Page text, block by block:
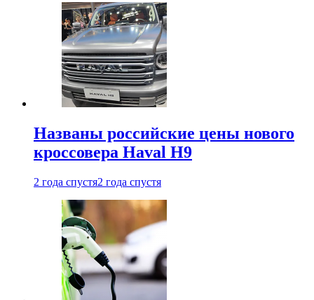
Названы российские цены нового
кроссовера Haval H9
2 года спустя2 года спустя